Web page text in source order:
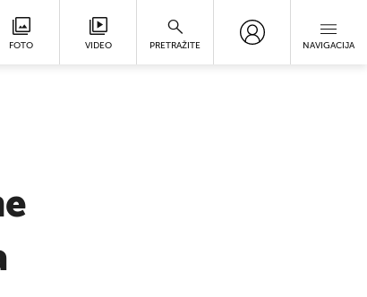
FOTO VIDEO PRETRAŽITE NAVIGACIJA